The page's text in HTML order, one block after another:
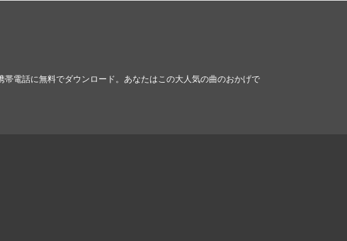
電話に無料でダウンロード。あなたはこの大人気の曲のおかげで